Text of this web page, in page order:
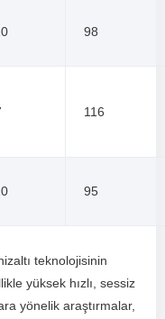
98
116
95
​teknolojisinin
yüksek hızlı, sessiz
yönelik araştırmalar,